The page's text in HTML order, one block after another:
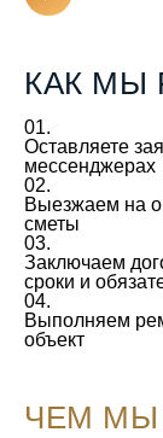
КАК МЫ
01.
Оставляете
мессенджерах
02.
Выезжаем на
сметы
03.
Заключаем
сроки и
04.
Выполняем
объект
ЧЕМ МЫ